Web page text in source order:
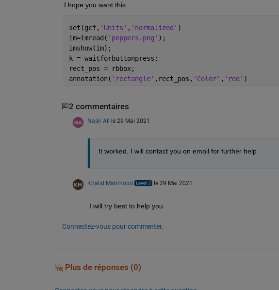
I hope you want this
set(gcf, 'Units' , 'normalized' )
im=imread( 'peppers.png' );
imshow(im);
k = waitforbuttonpress;
rect_pos = rbbox;
annotation( 'rectangle' ,rect_pos, 'Color' , 'red' )
2 commentaires
Nasir Ali le 29 Mai 2021
It worked. I will contact you on email for further help
Khalid Mahmood le 29 Mai 2021
I will try best to help you
Connectez-vous pour commenter.
Plus de réponses (0)